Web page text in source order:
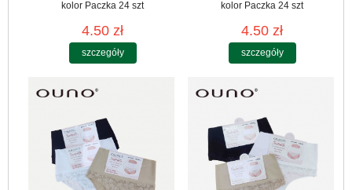
kolor Paczka 24 szt
4.50 zł
szczegóły
kolor Paczka 24 szt
4.50 zł
szczegóły